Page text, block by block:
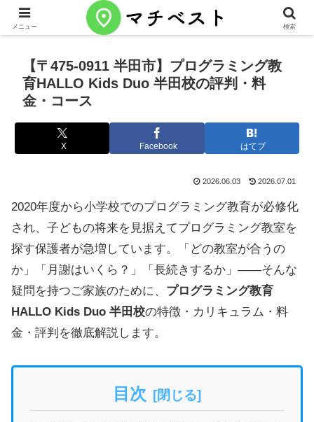
【〒475-0911 半田市】プログラミング教
育HALLO Kids Duo 半田校の評判・料
金・コース
X Facebook はてブ
2026.06.03 2026.07.01
2020年度から小学校でのプログラミング教育が必修化
され、子どもの将来を見据えてプログラミング教室を
探す保護者が急増しています。「どの教室が合うの
か」「月謝はいくら？」「長続きするか」——そんな
疑問を持つご家族のために、 プログラミング教育
HALLO Kids Duo 半田校の特徴・カリキュラム・料
金・評判を徹底解説します。
目次
メニュー 検索